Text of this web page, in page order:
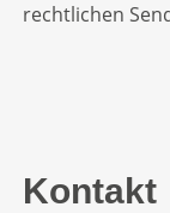
rechtlichen
Kontakt